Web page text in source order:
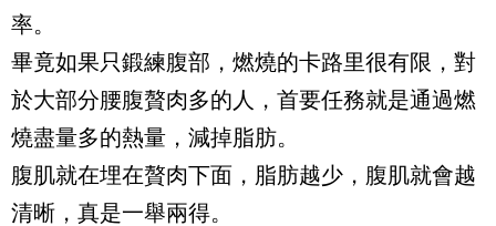
率。
畢竟如果只鍛練腹部，燃燒的卡路里很有限，對
於大部分腰腹贅肉多的人，首要任務就是通過燃
燒盡量多的熱量，減掉脂肪。
腹肌就在埋在贅肉下面，脂肪越少，腹肌就會越
清晰，真是一舉兩得。